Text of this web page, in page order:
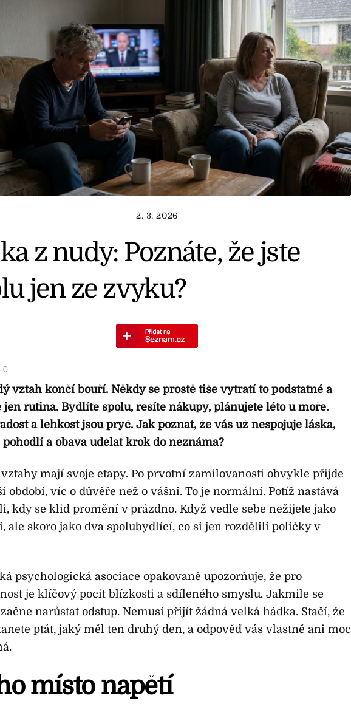
2. 3. 2026
z nudy: Poznáte, že jste
jen ze zvyku?
vztah končí bouří. Někdy se prostě tiše vytratí to podstatné a
jen rutina. Bydlíte spolu, řešíte nákupy, plánujete léto u moře.
a lehkost jsou pryč. Jak poznat, že vás už nespojuje láska,
pohodlí a obava udělat krok do neznáma?
mají svoje etapy. Po prvotní zamilovanosti obvykle přijde
období, víc o důvěře než o vášni. To je normální. Potíž nastává
kdy se klid promění v prázdno. Když vedle sebe nežijete jako
ale skoro jako dva spolubydlící, co si jen rozdělili poličky v
psychologická asociace opakovaně upozorňuje, že pro
je klíčový pocit blízkosti a sdíleného smyslu. Jakmile se
narůstat odstup. Nemusí přijít žádná velká hádka. Stačí, že
ptát, jaký měl ten druhý den, a odpověď vás vlastně ani moc
místo napětí